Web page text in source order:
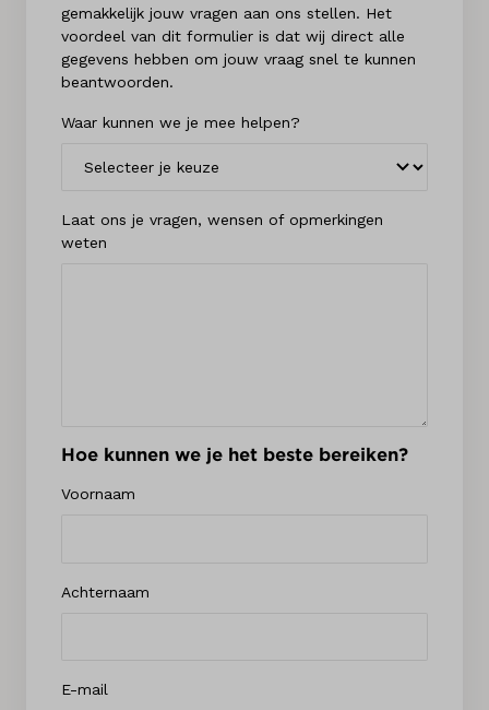
gemakkelijk jouw vragen aan ons stellen. Het
voordeel van dit formulier is dat wij direct alle
gegevens hebben om jouw vraag snel te kunnen
beantwoorden.
Waar kunnen we je mee helpen?
Laat ons je vragen, wensen of opmerkingen
weten
Hoe kunnen we je het beste bereiken?
Voornaam
Achternaam
E-mail